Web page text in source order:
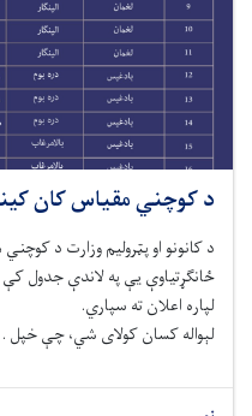
د کوچني مقیاس کان
ځانګړتیاوې یې په لاندې جدول
لپاره اعلان ته سپاري.
لېواله کسان کولای شي، چې خپل